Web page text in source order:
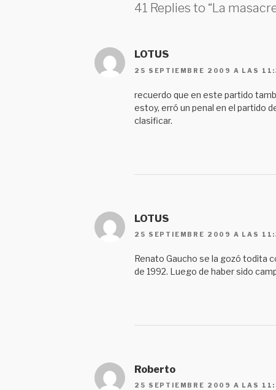
41 Replies to “La
LOTUS
25 SEPTIEMBRE 2009 A LAS
recuerdo que en este partido
estoy, erró un penal en el partido
clasificar.
LOTUS
25 SEPTIEMBRE 2009 A LAS
Renato Gaucho se la gozó todita
de 1992. Luego de haber sido
Roberto
25 SEPTIEMBRE 2009 A LAS